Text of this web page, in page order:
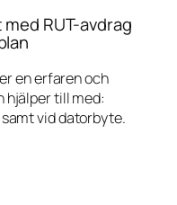
RUT-avdrag
en erfaren och
hjälper till med:
vid datorbyte.